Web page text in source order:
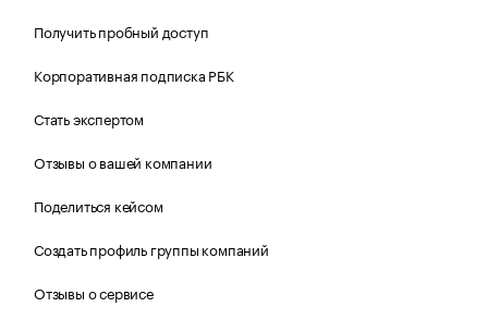
Получить пробный доступ
Корпоративная подписка РБК
Стать экспертом
Отзывы о вашей компании
Поделиться кейсом
Создать профиль группы компаний
Отзывы о сервисе